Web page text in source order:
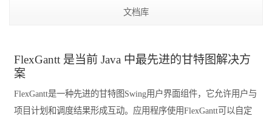
文档库
FlexGantt 是当前 Java 中最先进的甘特图解决方
案
FlexGantt是一种先进的甘特图Swing用户界面组件，它允许用户与
项目计划和调度结果形成互动。应用程序使用FlexGantt可以自定